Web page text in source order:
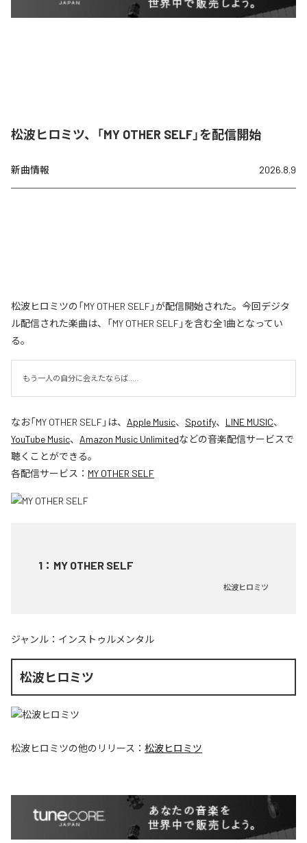
松波ヒロミツ、「MY OTHER SELF」を配信開始
新曲情報 2026.8.9
松波ヒロミツの「MY OTHER SELF」が配信開始された。今回デジタ
ル配信された楽曲は、「MY OTHER SELF」を含む全1曲となってい
る。
もう一人の自分に会えたならば.....
なお「MY OTHER SELF」は、 Apple Music、 Spotify、 LINE MUSIC、
YouTube Music、 Amazon Music Unlimitedなどの音楽配信サービスで
聴くことができる。
各配信サービス： MY OTHER SELF
1 ： MY OTHER SELF
松波ヒロミツ
ジャンル： インストゥルメンタル
松波ヒロミツ
松波ヒロミツの他のリリース： 松波ヒロミツ